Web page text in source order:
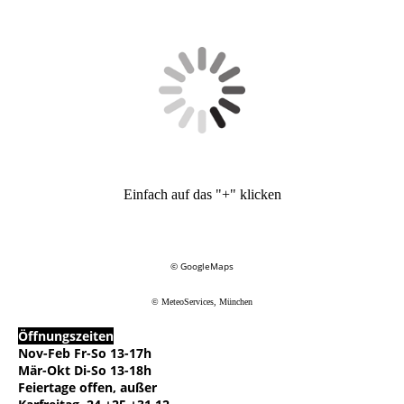
Einfach auf das "+" klicken
© GoogleMaps
© MeteoServices, München
Öffnungszeiten
Nov-Feb Fr-So 13-17h
Mär-Okt Di-So 13-18h
Feiertage offen, außer